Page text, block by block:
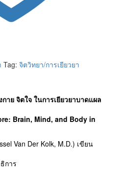
Tag: จิตวิทยา/การเยียวยา
าย จิตใจ ในการเยียวยาบาดแผล
Brain, Mind, and Body in
Van Der Kolk, M.D.) เขียน
การ